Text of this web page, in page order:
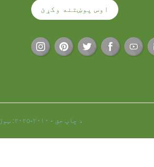
اوس پوښتنه وکړئ
© د چاپ حق - ۲۰۱۰-۲۰۲۵: ټول حقونه خوندي دي.